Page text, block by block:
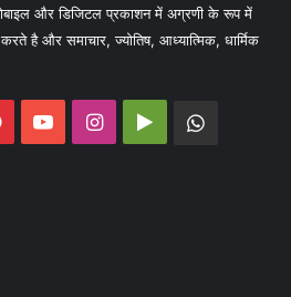
और डिजिटल प्रकाशन में अग्रणी के रूप में
करते है और समाचार, ज्योतिष, आध्यात्मिक, धार्मिक
PinterestYouTubeInstagram
Google